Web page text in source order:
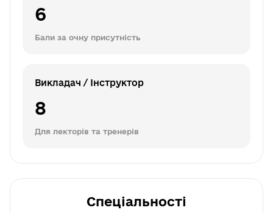
6
Бали за очну присутність
Викладач / Інструктор
8
Для лекторів та тренерів
Спеціальності